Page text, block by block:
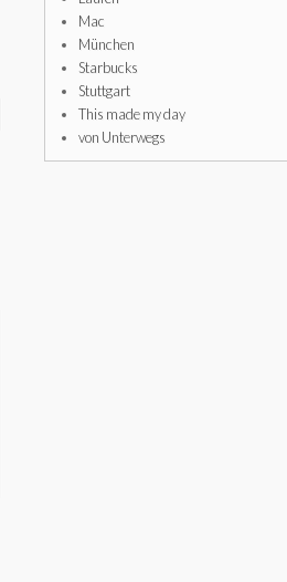
Mac
München
Starbucks
Stuttgart
This made my day
von Unterwegs